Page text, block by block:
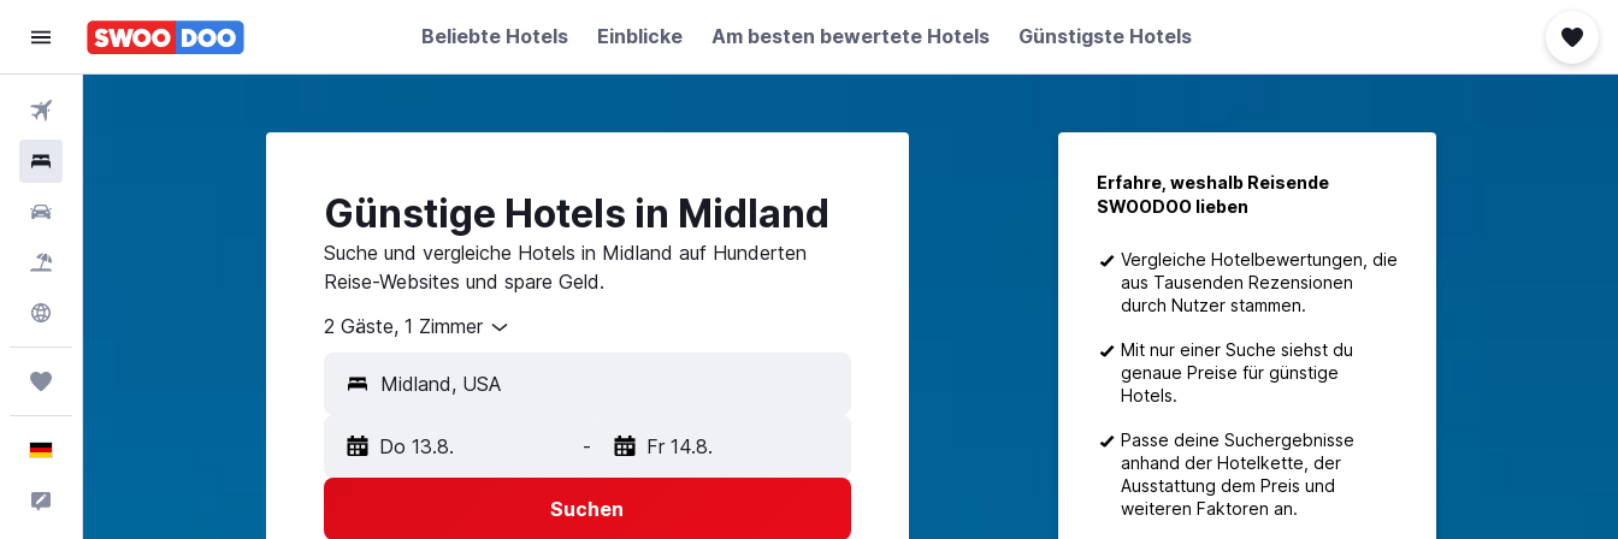
Beliebte Hotels Einblicke Am besten bewertete Hotels Günstigste Hotels
Günstige Hotels in Midland
Suche und vergleiche Hotels in Midland auf Hunderten
Reise-Websites und spare Geld.
2 Gäste, 1 Zimmer
Do 13.8. - Fr 14.8.
Suchen
Erfahre, weshalb Reisende
SWOODOO lieben
Vergleiche Hotelbewertungen, die
aus Tausenden Rezensionen
durch Nutzer stammen.
Mit nur einer Suche siehst du
genaue Preise für günstige
Hotels.
Passe deine Suchergebnisse
anhand der Hotelkette, der
Ausstattung dem Preis und
weiteren Faktoren an.